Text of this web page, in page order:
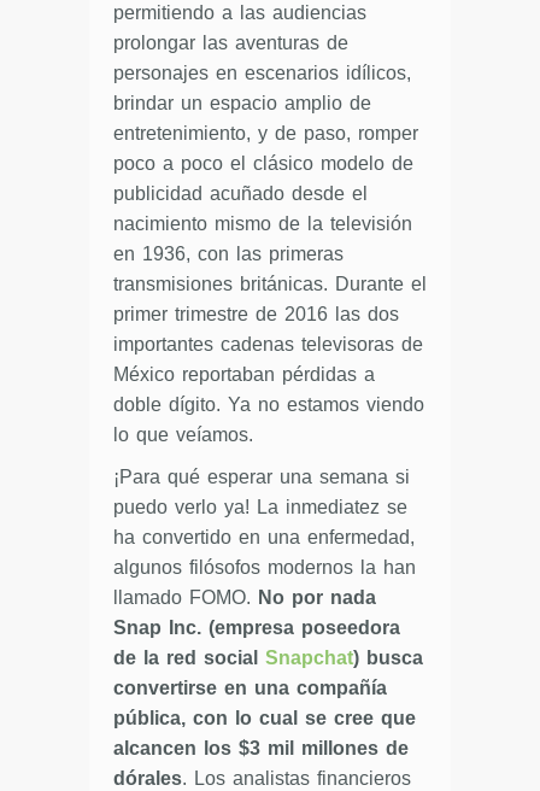
permitiendo a las audiencias
prolongar las aventuras de
personajes en escenarios idílicos,
brindar un espacio amplio de
entretenimiento, y de paso, romper
poco a poco el clásico modelo de
publicidad acuñado desde el
nacimiento mismo de la televisión
en 1936, con las primeras
transmisiones británicas. Durante el
primer trimestre de 2016 las dos
importantes cadenas televisoras de
México reportaban pérdidas a
doble dígito. Ya no estamos viendo
lo que veíamos.
¡Para qué esperar una semana si
puedo verlo ya! La inmediatez se
ha convertido en una enfermedad,
algunos filósofos modernos la han
llamado FOMO. No por nada
Snap Inc. (empresa poseedora
de la red social Snapchat) busca
convertirse en una compañía
pública, con lo cual se cree que
alcancen los $3 mil millones de
dórales. Los analistas financieros